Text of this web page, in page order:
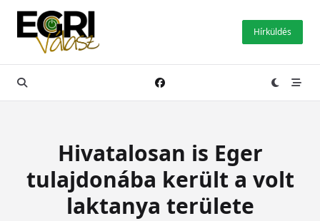
Skip
content
Hírküldés
Hivatalosan is Eger
tulajdonába került a volt
laktanya területe